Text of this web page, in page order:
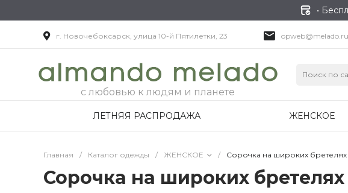
•
г. Новочебоксарск, улица 10-й Пятилетки, 23 opweb@melado.ru
с любовью к людям и планете
ЛЕТНЯЯ РАСПРОДАЖА ЖЕНСКОЕ
Главная / Каталог одежды / ЖЕНСКОЕ / Сорочка на широких бретелях
Сорочка на широких бретелях